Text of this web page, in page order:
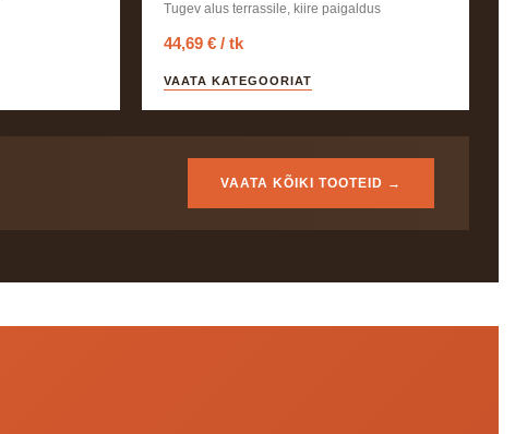
Tugev alus terrassile, kiire paigaldus
44,69 € / tk
VAATA KATEGOORIAT
VAATA KÕIKI TOOTEID →